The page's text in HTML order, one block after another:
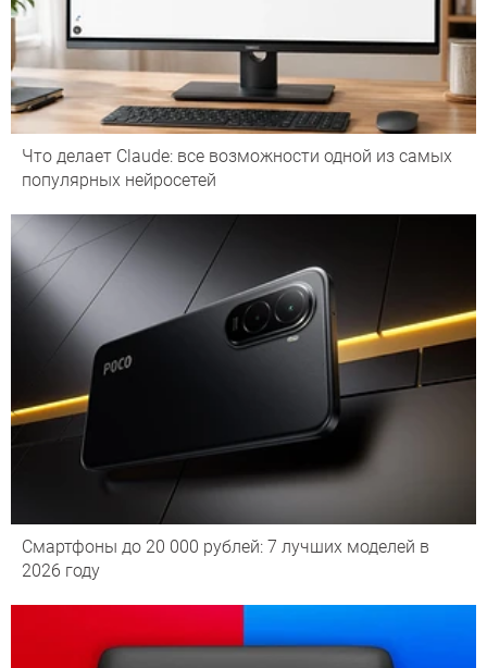
Что делает Сlaude: все возможности одной из самых
популярных нейросетей
Смартфоны до 20 000 рублей: 7 лучших моделей в
2026 году